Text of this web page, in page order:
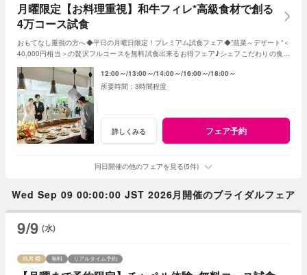
月曜限定【お料理重視】和牛フィレ*高級食材で創る
4万コース試食
おもてなし重視の方へ◆平日の月曜日限定！プレミアム試食フェア◆”前菜～デザート”＜
40,000円相当＞の贅沢フルコースを無料試食出来るお得フェア♪シェフこだわりの食材
12:00～ 13:00～ 14:00～ 16:00～ 18:00～
3時間程度
詳しくみる フェア予約
同日開催の他のフェアを見る(5件)
Wed Sep 09 00:00:00 JST 2026月開催のブライダルフェア
9/9 (水)
残席 無料 リアルタイム予約